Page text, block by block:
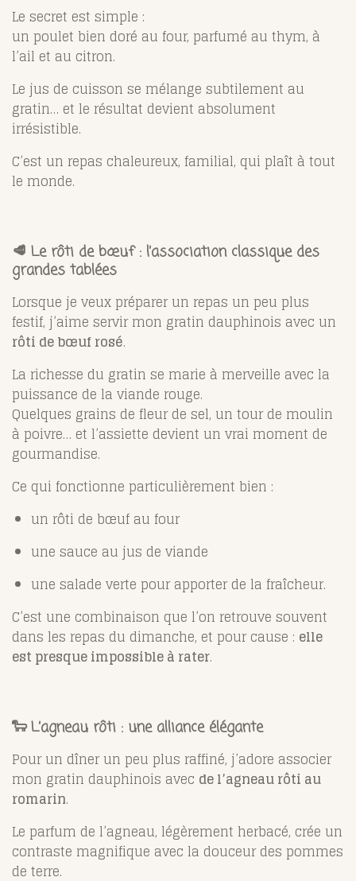
Le secret est simple :
un poulet bien doré au four, parfumé au thym, à
l’ail et au citron.
Le jus de cuisson se mélange subtilement au
gratin… et le résultat devient absolument
irrésistible.
C’est un repas chaleureux, familial, qui plaît à tout
le monde.
🥩 Le rôti de bœuf : l’association classique des
grandes tablées
Lorsque je veux préparer un repas un peu plus
festif, j’aime servir mon gratin dauphinois avec un
rôti de bœuf rosé.
La richesse du gratin se marie à merveille avec la
puissance de la viande rouge.
Quelques grains de fleur de sel, un tour de moulin
à poivre… et l’assiette devient un vrai moment de
gourmandise.
Ce qui fonctionne particulièrement bien :
un rôti de bœuf au four
une sauce au jus de viande
une salade verte pour apporter de la fraîcheur.
C’est une combinaison que l’on retrouve souvent
dans les repas du dimanche, et pour cause : elle
est presque impossible à rater.
🐑 L’agneau rôti : une alliance élégante
Pour un dîner un peu plus raffiné, j’adore associer
mon gratin dauphinois avec de l’agneau rôti au
romarin.
Le parfum de l’agneau, légèrement herbacé, crée un
contraste magnifique avec la douceur des pommes
de terre.